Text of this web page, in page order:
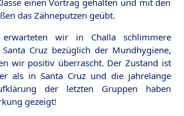
das Zähneputzen geübt.
erwarteten wir in Challa schlimmere
Cruz bezüglich der Mundhygiene,
wir positiv überrascht. Der Zustand ist
als in Santa Cruz und die jahrelange
der letzten Gruppen haben
gezeigt!